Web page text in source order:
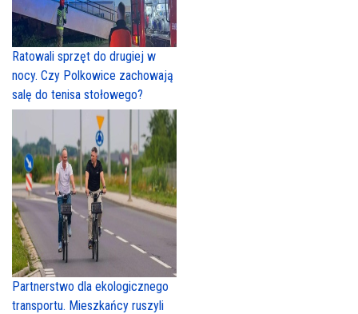
Ratowali sprzęt do drugiej w
nocy. Czy Polkowice zachowają
salę do tenisa stołowego?
Partnerstwo dla ekologicznego
transportu. Mieszkańcy ruszyli